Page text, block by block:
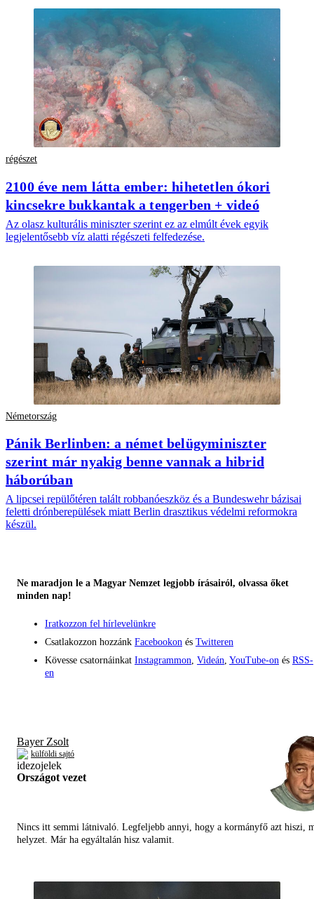
régészet
2100 éve nem látta ember: hihetetlen ókori
kincsekre bukkantak a tengerben + videó
Az olasz kulturális miniszter szerint ez az elmúlt évek egyik
legjelentősebb víz alatti régészeti felfedezése.
Németország
Pánik Berlinben: a német belügyminiszter
szerint már nyakig benne vannak a hibrid
háborúban
A lipcsei repülőtéren talált robbanóeszköz és a Bundeswehr bázisai
feletti drónberepülések miatt Berlin drasztikus védelmi reformokra
készül.
Ne maradjon le a Magyar Nemzet legjobb írásairól, olvassa őket
minden nap!
Iratkozzon fel hírlevelünkre
Csatlakozzon hozzánk Facebookon és Twitteren
Kövesse csatornáinkat Instagrammon, Videán, YouTube-on és RSS-
en
Bayer Zsolt
külföldi sajtó
Országot vezet
Nincs itt semmi látnivaló. Legfeljebb annyi, hogy a kormányfő azt hiszi,
helyzet. Már ha egyáltalán hisz valamit.